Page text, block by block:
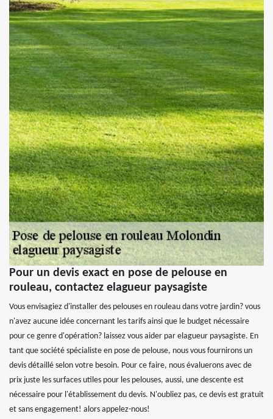
Pour un devis exact en pose de pelouse en
rouleau, contactez elagueur paysagiste
Vous envisagiez d'installer des pelouses en rouleau dans votre jardin? vous
n'avez aucune idée concernant les tarifs ainsi que le budget nécessaire
pour ce genre d'opération? laissez vous aider par elagueur paysagiste. En
tant que société spécialiste en pose de pelouse, nous vous fournirons un
devis détaillé selon votre besoin. Pour ce faire, nous évaluerons avec de
prix juste les surfaces utiles pour les pelouses, aussi, une descente est
nécessaire pour l'établissement du devis. N'oubliez pas, ce devis est gratuit
et sans engagement! alors appelez-nous!